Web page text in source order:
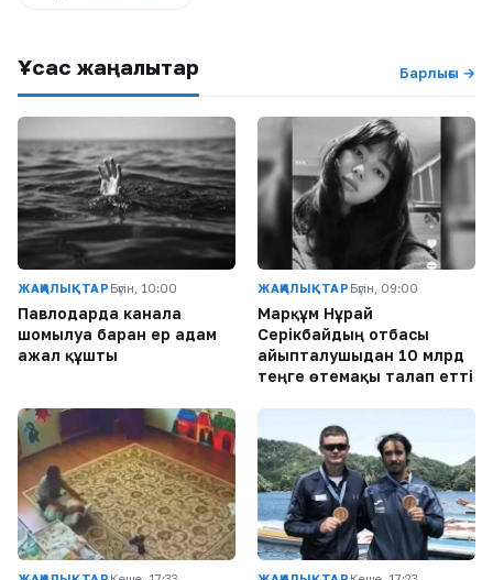
Ұқсас жаңалықтар Барлығы →
ЖАҢАЛЫҚТАР Бүгін, 10:00
Павлодарда каналға
шомылуға барған ер адам
ажал құшты
ЖАҢАЛЫҚТАР Бүгін, 09:00
Марқұм Нұрай
Серікбайдың отбасы
айыпталушыдан 10 млрд
теңге өтемақы талап етті